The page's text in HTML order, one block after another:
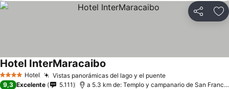
Compartir
4 EstrellasHotel Vistas panorámicas del lago y el puente
Hotel InterMaracaibo
9,3 Excelente 5.111 a 5.3 km de: Templo y campanario de San Francisco de Asís